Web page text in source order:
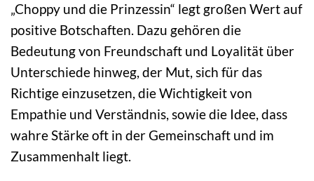
„Choppy und die Prinzessin“ legt großen Wert auf
positive Botschaften. Dazu gehören die
Bedeutung von Freundschaft und Loyalität über
Unterschiede hinweg, der Mut, sich für das
Richtige einzusetzen, die Wichtigkeit von
Empathie und Verständnis, sowie die Idee, dass
wahre Stärke oft in der Gemeinschaft und im
Zusammenhalt liegt.